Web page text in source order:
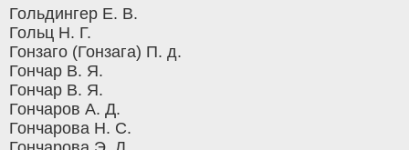
Гольдингер Е. В.
Гольц Н. Г.
Гонзаго (Гонзага) П. д.
Гончар В. Я.
Гончар В. Я.
Гончаров А. Д.
Гончарова Н. С.